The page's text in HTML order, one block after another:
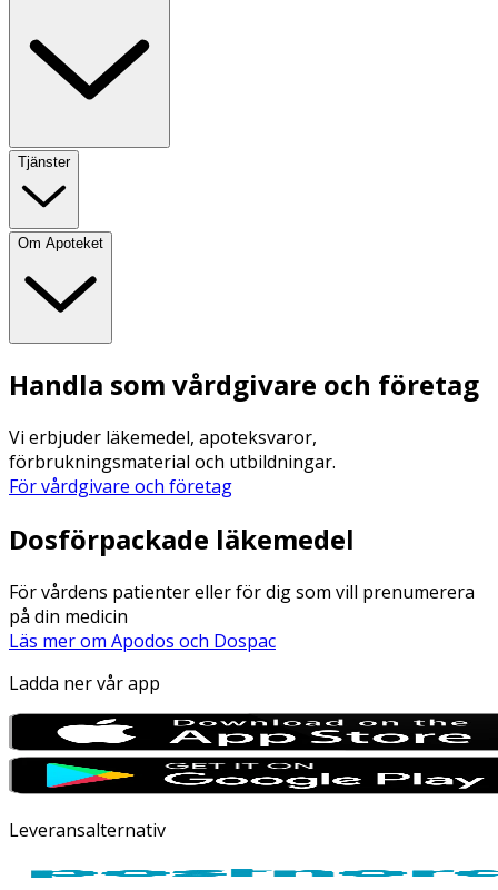
Tjänster
Om Apoteket
Handla som vårdgivare och företag
Vi erbjuder läkemedel, apoteksvaror,
förbrukningsmaterial och utbildningar.
För vårdgivare och företag
Dosförpackade läkemedel
För vårdens patienter eller för dig som vill prenumerera
på din medicin
Läs mer om Apodos och Dospac
Ladda ner vår app
Leveransalternativ